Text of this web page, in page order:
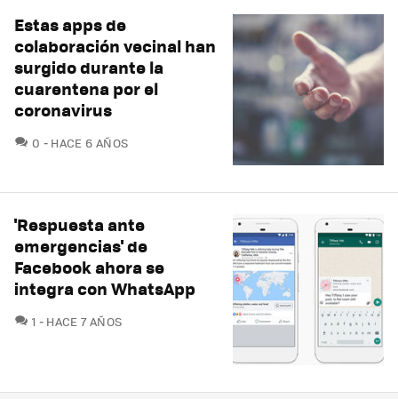
Estas apps de
colaboración vecinal han
surgido durante la
cuarentena por el
coronavirus
0 COMENTARIOS
HACE 6 AÑOS
'Respuesta ante
emergencias' de
Facebook ahora se
integra con WhatsApp
1 COMENTARIOS
HACE 7 AÑOS